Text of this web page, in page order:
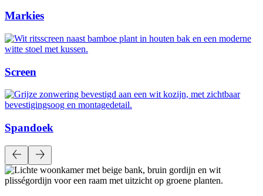
Markies
Screen
Spandoek